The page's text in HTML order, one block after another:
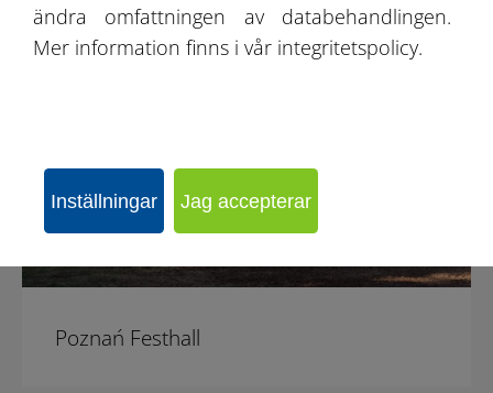
Poznań Festhall
ändra omfattningen av databehandlingen.
Mer information finns i vår integritetspolicy.
Inställningar Jag accepterar